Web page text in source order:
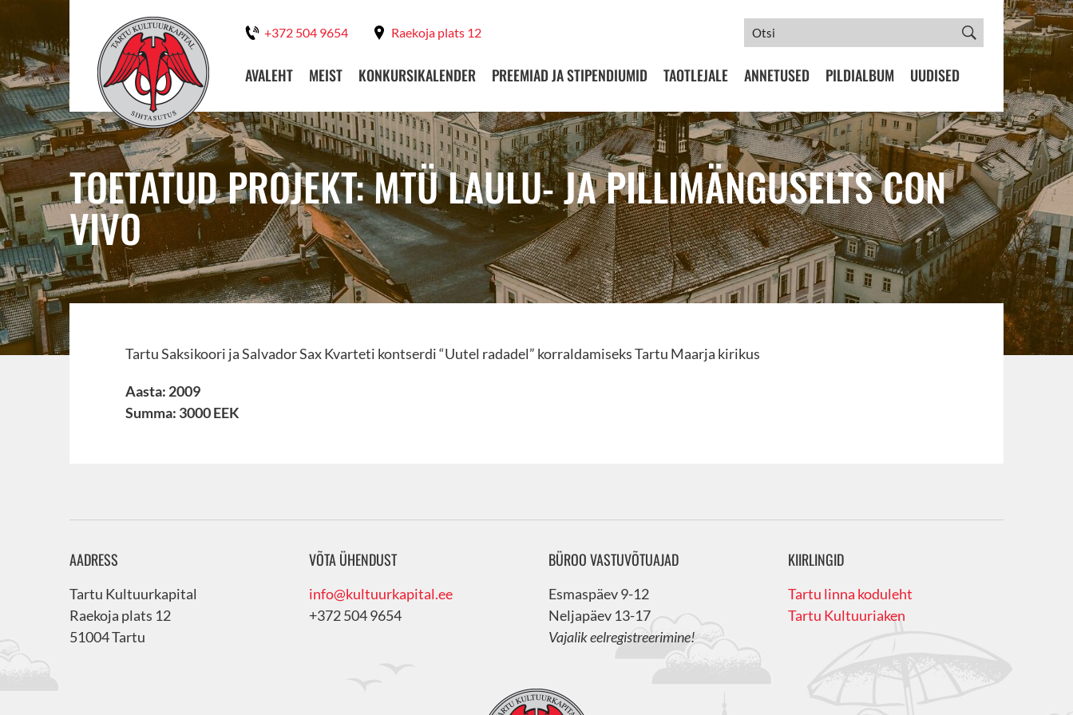
+372 504 9654 Raekoja plats 12
AVALEHT MEIST KONKURSIKALENDER PREEMIAD JA STIPENDIUMID TAOTLEJALE ANNETUSED PILDIALBUM UUDISED
TOETATUD PROJEKT: MTÜ LAULU- JA PILLIMÄNGUSELTS CON
VIVO
Tartu Saksikoori ja Salvador Sax Kvarteti kontserdi “Uutel radadel” korraldamiseks Tartu Maarja kirikus
Aasta: 2009
Summa: 3000 EEK
AADRESS
Tartu Kultuurkapital
Raekoja plats 12
51004 Tartu
VÕTA ÜHENDUST
info@kultuurkapital.ee
+372 504 9654
BÜROO VASTUVÕTUAJAD
Esmaspäev 9-12
Neljapäev 13-17
Vajalik eelregistreerimine!
KIIRLINGID
Tartu linna koduleht
Tartu Kultuuriaken